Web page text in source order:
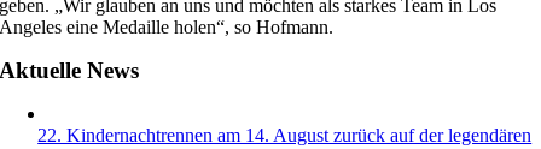
geben. „Wir glauben an uns und möchten als starkes Team in Los
Angeles eine Medaille holen“, so Hofmann.
Aktuelle News
22. Kindernachtrennen am 14. August zurück auf der legendären